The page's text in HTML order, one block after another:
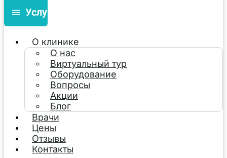
Услуги
О клинике
О нас
Виртуальный тур
Оборудование
Вопросы
Акции
Блог
Врачи
Цены
Отзывы
Контакты